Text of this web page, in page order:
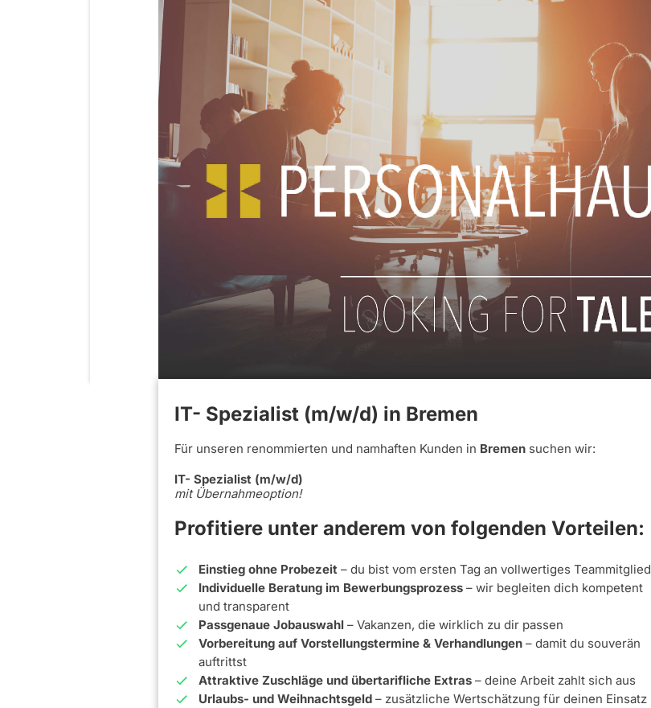
IT- Spezialist (m/w/d) in Bremen
Für unseren renommierten und namhaften Kunden in Bremen suchen wir:
IT- Spezialist (m/w/d)
mit Übernahmeoption!
Profitiere unter anderem von folgenden Vorteilen:
Einstieg ohne Probezeit – du bist vom ersten Tag an vollwertiges Teammitglied
Individuelle Beratung im Bewerbungsprozess – wir begleiten dich kompetent
und transparent
Passgenaue Jobauswahl – Vakanzen, die wirklich zu dir passen
Vorbereitung auf Vorstellungstermine & Verhandlungen – damit du souverän
auftrittst
Attraktive Zuschläge und übertarifliche Extras – deine Arbeit zahlt sich aus
Urlaubs- und Weihnachtsgeld – zusätzliche Wertschätzung für deinen Einsatz